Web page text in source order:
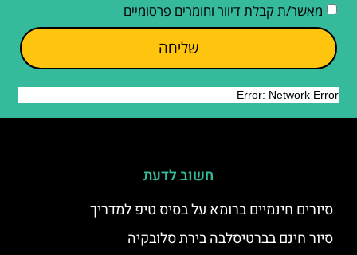
מאשר/ת קבלת דיוור וחומרים פרסומיים
שליחה
חשוב לדעת
סיורים חינמיים ברומא על בסיס טיפ למדריך
סיור חינם בברטיסלבה בירת סלובקיה